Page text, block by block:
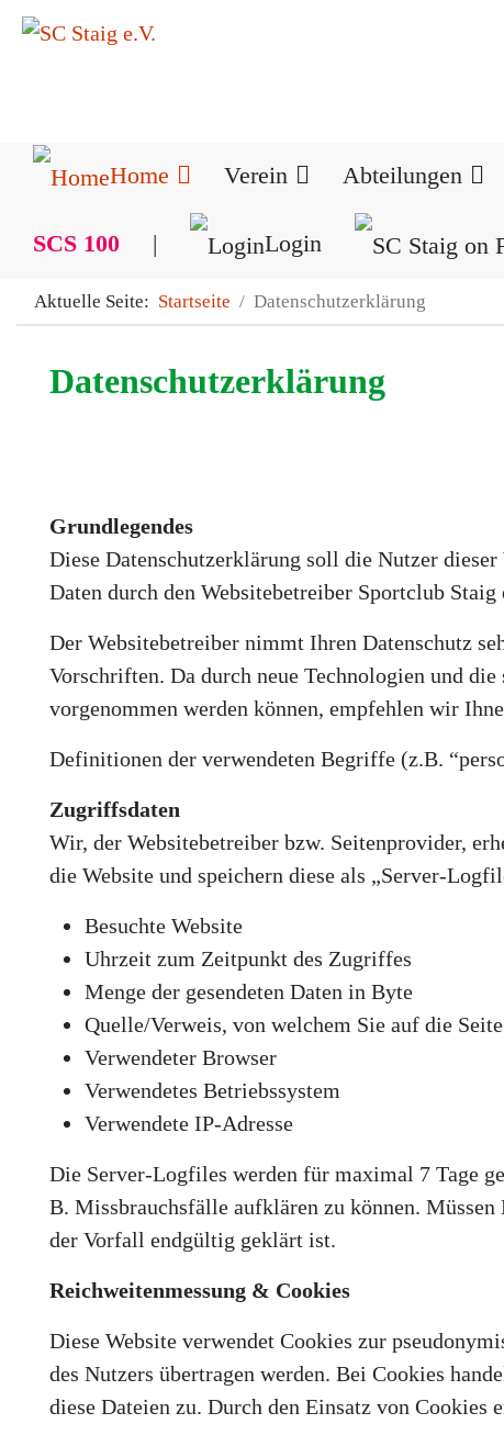
Home Verein Abteilungen
SCS 100 | Login
Aktuelle Seite: Startseite Datenschutzerklärung
Datenschutzerklärung
Grundlegendes
Diese Datenschutzerklärung soll die Nutzer
Daten durch den Websitebetreiber Sportclub
Der Websitebetreiber nimmt Ihren Datenschutz
Vorschriften. Da durch neue Technologien und
vorgenommen werden können, empfehlen wir
Definitionen der verwendeten Begriffe (z.B.
Zugriffsdaten
Wir, der Websitebetreiber bzw. Seitenprovider,
die Website und speichern diese als „Server-
Besuchte Website
Uhrzeit zum Zeitpunkt des Zugriffes
Menge der gesendeten Daten in Byte
Quelle/Verweis, von welchem Sie auf die
Verwendeter Browser
Verwendetes Betriebssystem
Verwendete IP-Adresse
Die Server-Logfiles werden für maximal 7 Tage
B. Missbrauchsfälle aufklären zu können. Müssen
der Vorfall endgültig geklärt ist.
Reichweitenmessung & Cookies
Diese Website verwendet Cookies zur
des Nutzers übertragen werden. Bei Cookies
diese Dateien zu. Durch den Einsatz von